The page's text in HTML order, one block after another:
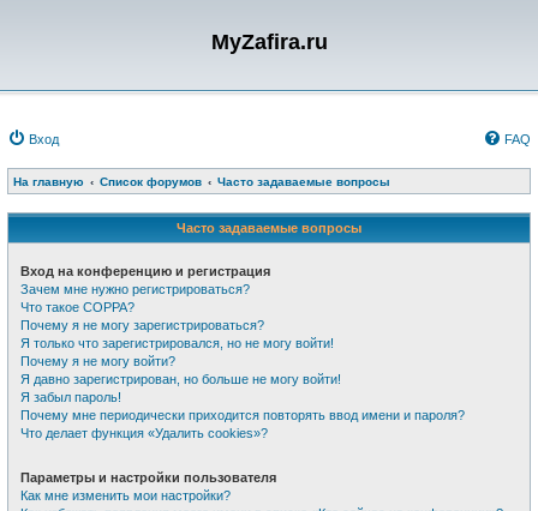
MyZafira.ru
Вход FAQ
На главную Список форумов Часто задаваемые вопросы
Часто задаваемые вопросы
Вход на конференцию и регистрация
Зачем мне нужно регистрироваться?
Что такое COPPA?
Почему я не могу зарегистрироваться?
Я только что зарегистрировался, но не могу войти!
Почему я не могу войти?
Я давно зарегистрирован, но больше не могу войти!
Я забыл пароль!
Почему мне периодически приходится повторять ввод имени и пароля?
Что делает функция «Удалить cookies»?
Параметры и настройки пользователя
Как мне изменить мои настройки?